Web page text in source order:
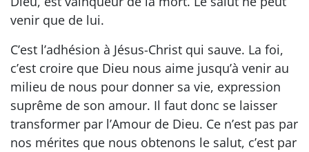
venir que de lui.
C’est l’adhésion à Jésus-Christ qui sauve. La foi,
c’est croire que Dieu nous aime jusqu’à venir au
milieu de nous pour donner sa vie, expression
suprême de son amour. Il faut donc se laisser
transformer par l’Amour de Dieu. Ce n’est pas par
nos mérites que nous obtenons le salut, c’est par